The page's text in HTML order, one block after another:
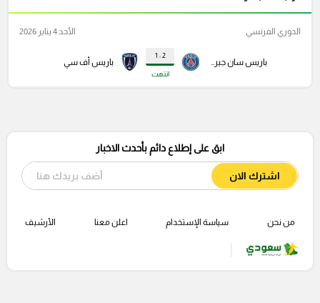
2 : 1
انتهت
باريس أف سي
الدوري الفرنسي الأحد 4 يناير 2026
ابق على إطلاع دائم بأحدث الاخبار
اشترك الان
من نحن سياسة الإستخدام اعلن معنا الأرشيف